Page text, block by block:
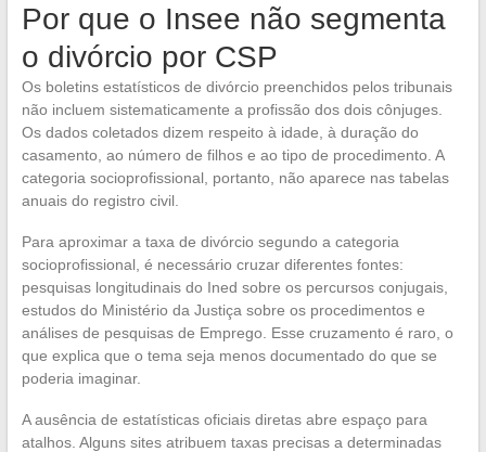
Por que o Insee não segmenta
o divórcio por CSP
Os boletins estatísticos de divórcio preenchidos pelos tribunais
não incluem sistematicamente a profissão dos dois cônjuges.
Os dados coletados dizem respeito à idade, à duração do
casamento, ao número de filhos e ao tipo de procedimento. A
categoria socioprofissional, portanto, não aparece nas tabelas
anuais do registro civil.
Para aproximar a taxa de divórcio segundo a categoria
socioprofissional, é necessário cruzar diferentes fontes:
pesquisas longitudinais do Ined sobre os percursos conjugais,
estudos do Ministério da Justiça sobre os procedimentos e
análises de pesquisas de Emprego. Esse cruzamento é raro, o
que explica que o tema seja menos documentado do que se
poderia imaginar.
A ausência de estatísticas oficiais diretas abre espaço para
atalhos. Alguns sites atribuem taxas precisas a determinadas